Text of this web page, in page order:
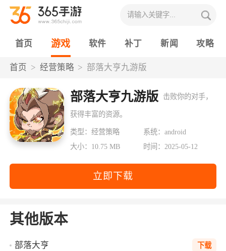
首页 游戏 软件 补丁 新闻 攻略
首页 经营策略 部落大亨九游版
部落大亨九游版 击败你的对手，
获得丰富的资源。
类型：经营策略
系统：android
大小：10.75 MB
时间：2025-05-12
立即下载
其他版本
部落大亨 下载